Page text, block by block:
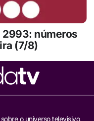
2993: números
(7/8)
o universo televisivo,